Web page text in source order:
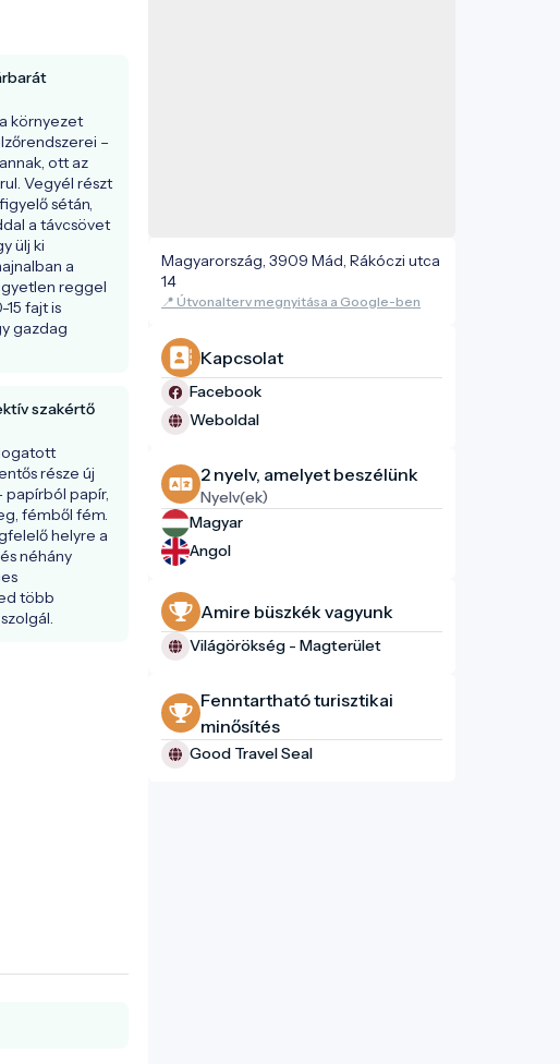
környezet
–
ott az
Vegyél részt
sétán,
a távcsövet
ülj ki
a
reggel
15 fajt is
gazdag
szakértő
része új
papírból papír,
fémből fém.
helyre a
néhány
több
Magyarország, 3909 Mád, Rákóczi utca
14
📍 Útvonalterv megnyitása a Google-ben
Kapcsolat
Facebook
Weboldal
2 nyelv, amelyet beszélünk
Nyelv(ek)
Magyar
Angol
Amire büszkék vagyunk
Világörökség - Magterület
Fenntartható turisztikai
minősítés
Good Travel Seal